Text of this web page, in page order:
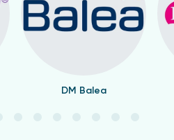
DM Balea